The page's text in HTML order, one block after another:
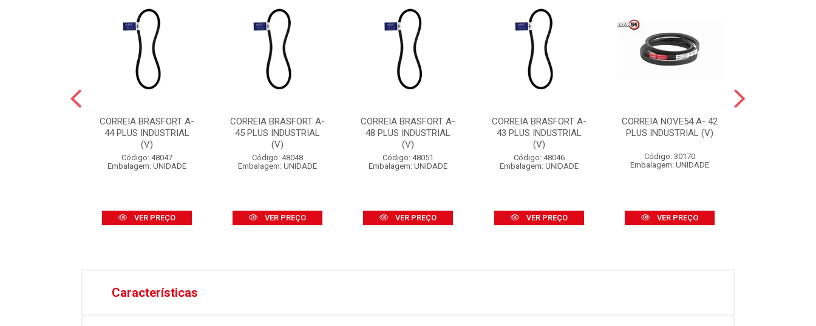
CORREIA BRASFORT A-
44 PLUS INDUSTRIAL
(V)
Código: 48047
Embalagem: UNIDADE
VER PREÇO
CORREIA BRASFORT A-
45 PLUS INDUSTRIAL
(V)
Código: 48048
Embalagem: UNIDADE
VER PREÇO
CORREIA BRASFORT A-
48 PLUS INDUSTRIAL
(V)
Código: 48051
Embalagem: UNIDADE
VER PREÇO
CORREIA BRASFORT A-
43 PLUS INDUSTRIAL
(V)
Código: 48046
Embalagem: UNIDADE
VER PREÇO
CORREIA NOVE54 A- 42
PLUS INDUSTRIAL (V)
Código: 30170
Embalagem: UNIDADE
VER PREÇO
Características